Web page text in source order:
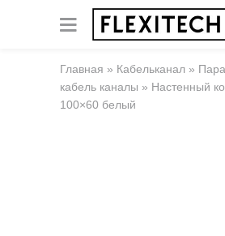
Главная » Кабельканал »
кабель каналы » Настенный
100×60 белый